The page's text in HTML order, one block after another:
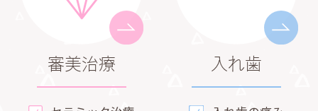
審美治療 入れ歯